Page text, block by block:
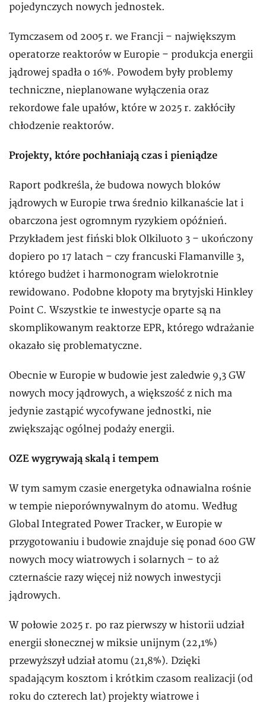
pojedynczych nowych jednostek.
Tymczasem od 2005 r. we Francji – największym
operatorze reaktorów w Europie – produkcja energii
jądrowej spadła o 16%. Powodem były problemy
techniczne, nieplanowane wyłączenia oraz
rekordowe fale upałów, które w 2025 r. zakłóciły
chłodzenie reaktorów.
Projekty, które pochłaniają czas i pieniądze
Raport podkreśla, że budowa nowych bloków
jądrowych w Europie trwa średnio kilkanaście lat i
obarczona jest ogromnym ryzykiem opóźnień.
Przykładem jest fiński blok Olkiluoto 3 – ukończony
dopiero po 17 latach – czy francuski Flamanville 3,
którego budżet i harmonogram wielokrotnie
rewidowano. Podobne kłopoty ma brytyjski Hinkley
Point C. Wszystkie te inwestycje oparte są na
skomplikowanym reaktorze EPR, którego wdrażanie
okazało się problematyczne.
Obecnie w Europie w budowie jest zaledwie 9,3 GW
nowych mocy jądrowych, a większość z nich ma
jedynie zastąpić wycofywane jednostki, nie
zwiększając ogólnej podaży energii.
OZE wygrywają skalą i tempem
W tym samym czasie energetyka odnawialna rośnie
w tempie nieporównywalnym do atomu. Według
Global Integrated Power Tracker, w Europie w
przygotowaniu i budowie znajduje się ponad 600 GW
nowych mocy wiatrowych i solarnych – to aż
czternaście razy więcej niż nowych inwestycji
jądrowych.
W połowie 2025 r. po raz pierwszy w historii udział
energii słonecznej w miksie unijnym (22,1%)
przewyższył udział atomu (21,8%). Dzięki
spadającym kosztom i krótkim czasom realizacji (od
roku do czterech lat) projekty wiatrowe i